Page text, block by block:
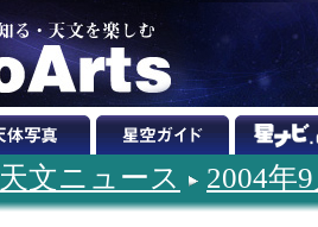
天文ニュース 2004年